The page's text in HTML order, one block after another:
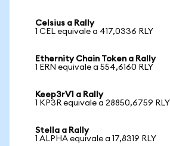
Celsius a Rally
1 CEL equivale a 417,0336 RLY
Ethernity Chain Token a Rally
1 ERN equivale a 554,6160 RLY
Keep3rV1 a Rally
1 KP3R equivale a 28850,6759 RLY
Stella a Rally
1 ALPHA equivale a 17,8319 RLY